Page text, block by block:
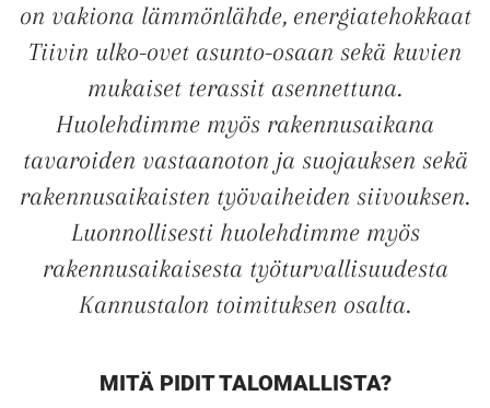
on vakiona lämmönlähde, energiatehokkaat
Tiivin ulko-ovet asunto-osaan sekä kuvien
mukaiset terassit asennettuna.
Huolehdimme myös rakennusaikana
tavaroiden vastaanoton ja suojauksen sekä
rakennusaikaisten työvaiheiden siivouksen.
Luonnollisesti huolehdimme myös
rakennusaikaisesta työturvallisuudesta
Kannustalon toimituksen osalta.
MITÄ PIDIT TALOMALLISTA?